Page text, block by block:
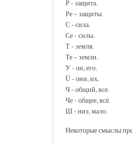
Р - защита.
Ре – защиты.
С - сила.
Се - силы.
Т - земля.
Те – земли.
У - он, его.
Ü - они, их.
Ч - общий, все.
Че - общее, всё.
Ш - низ, мало.
Некоторые смыслы